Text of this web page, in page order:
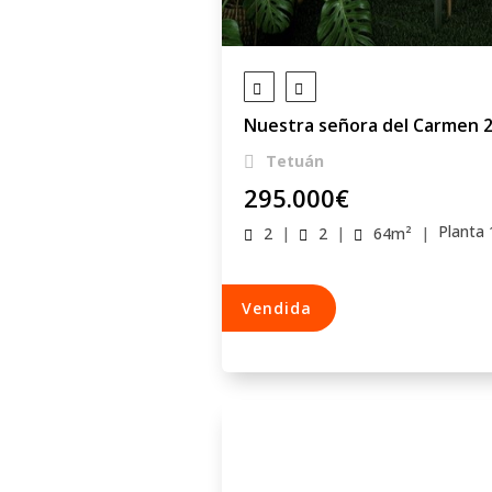
Nuestra señora del Carmen
Tetuán
295.000€
2 | 2 | 64m² | Planta
Vendida